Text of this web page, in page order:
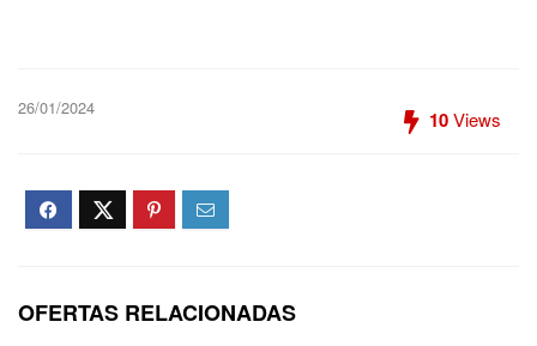
26/01/2024 10Views
OFERTAS RELACIONADAS